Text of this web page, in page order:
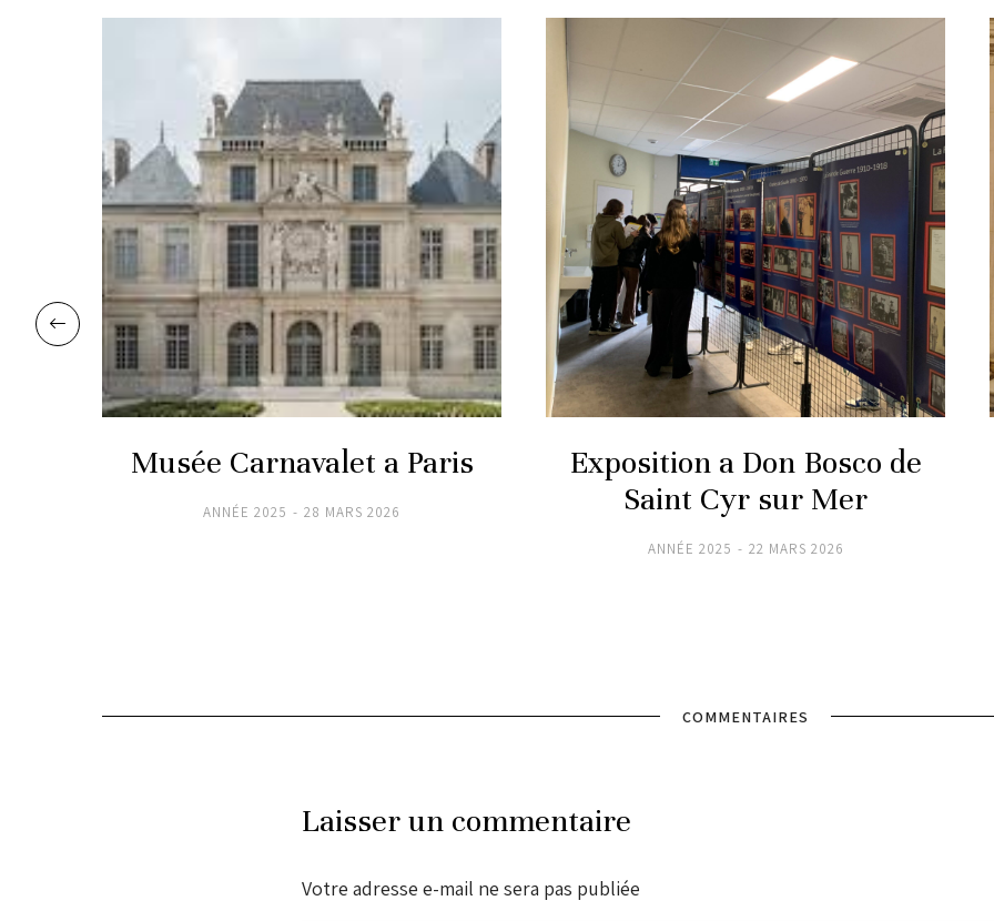
Musée Carnavalet a Paris
ANNÉE 2025 28 MARS 2026
Exposition a Don Bosco de
Saint Cyr sur Mer
ANNÉE 2025 22 MARS 2026
COMMENTAIRES
Laisser un commentaire
Votre adresse e-mail ne sera pas publiée